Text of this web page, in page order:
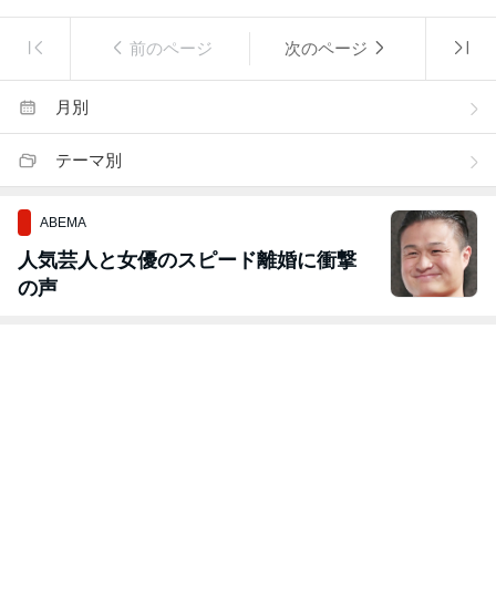
前のページ 次のページ
月別
テーマ別
ABEMA
人気芸人と女優のスピード離婚に衝撃
の声